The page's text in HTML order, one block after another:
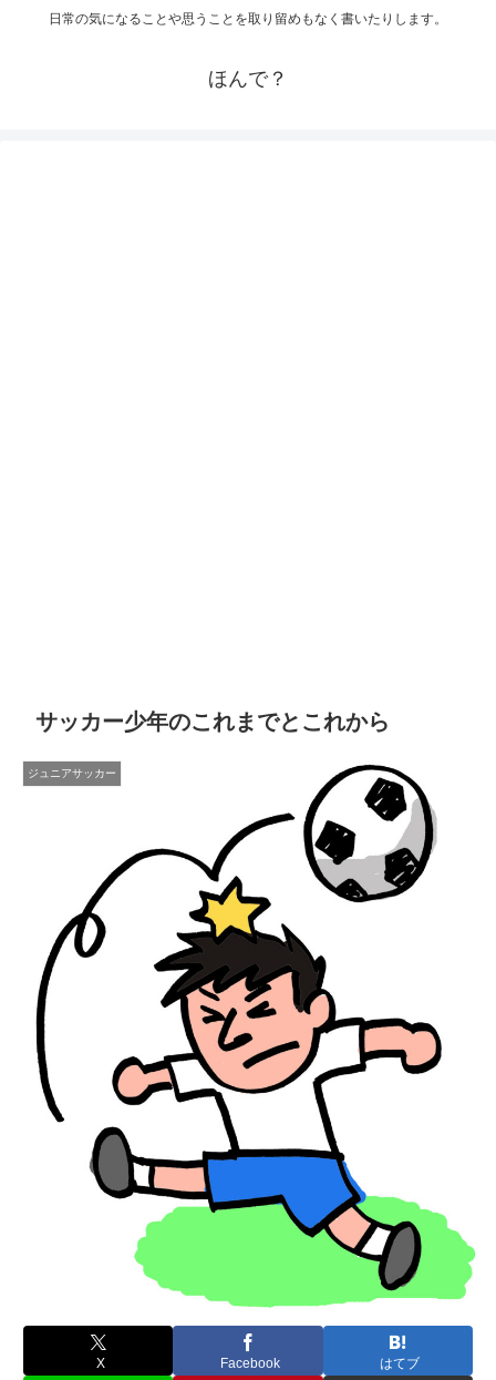
日常の気になることや思うことを取り留めもなく書いたりします。
ほんで？
サッカー少年のこれまでとこれから
ジュニアサッカー
X Facebook はてブ